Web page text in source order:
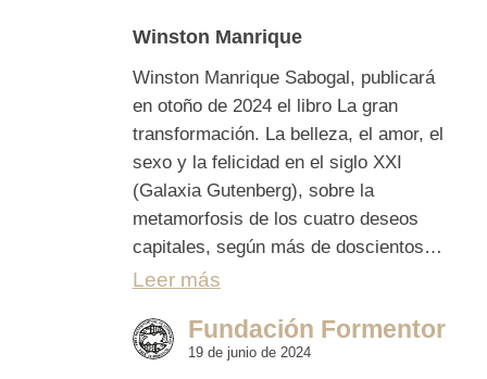
Winston Manrique
Winston Manrique Sabogal, publicará
en otoño de 2024 el libro La gran
transformación. La belleza, el amor, el
sexo y la felicidad en el siglo XXI
(Galaxia Gutenberg), sobre la
metamorfosis de los cuatro deseos
capitales, según más de doscientos…
Leer más
Fundación Formentor
19 de junio de 2024